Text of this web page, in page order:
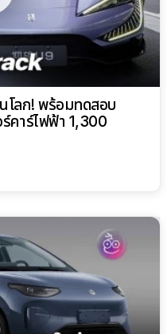
โลก! พร้อมทดสอบ
คาร์ไฟฟ้า 1,300